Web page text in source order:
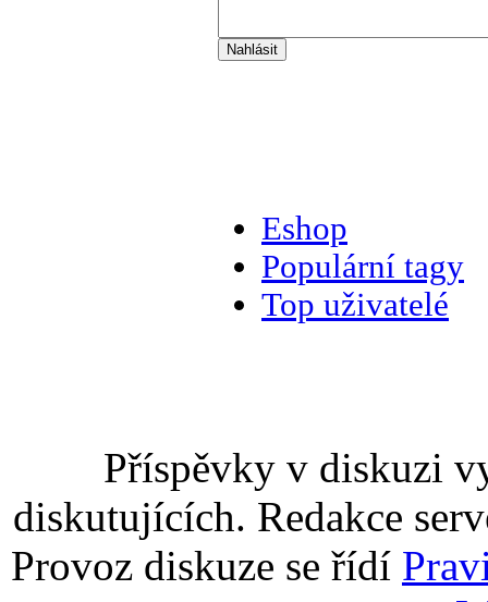
Eshop
Populární tagy
Top uživatelé
Příspěvky v diskuzi
diskutujících. Redakce
Provoz diskuze se řídí